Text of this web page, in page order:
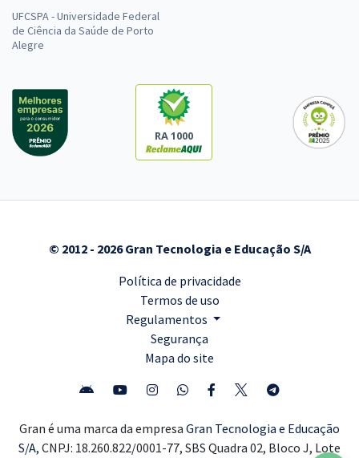
UFCSPA - Universidade Federal
de Ciência da Saúde de Porto
Alegre
RA 1000
© 2012 - 2026 Gran Tecnologia e Educação S/A
Política de privacidade
Termos de uso
Regulamentos
Segurança
Mapa do site
Gran é uma marca da empresa Gran Tecnologia e Educação
S/A, CNPJ: 18.260.822/0001-77, SBS Quadra 02, Bloco J, Lote